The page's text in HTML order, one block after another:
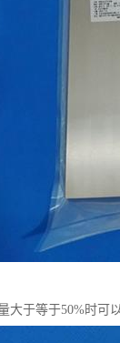
大于等于50%时可